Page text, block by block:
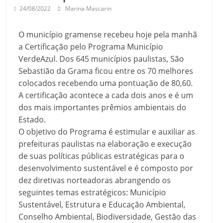
24/08/2022 Marina Mascarin
O município gramense recebeu hoje pela manhã
a Certificação pelo Programa Município
VerdeAzul. Dos 645 municípios paulistas, São
Sebastião da Grama ficou entre os 70 melhores
colocados recebendo uma pontuação de 80,60.
A certificação acontece a cada dois anos e é um
dos mais importantes prêmios ambientais do
Estado.
O objetivo do Programa é estimular e auxiliar as
prefeituras paulistas na elaboração e execução
de suas políticas públicas estratégicas para o
desenvolvimento sustentável e é composto por
dez diretivas norteadoras abrangendo os
seguintes temas estratégicos: Município
Sustentável, Estrutura e Educação Ambiental,
Conselho Ambiental, Biodiversidade, Gestão das